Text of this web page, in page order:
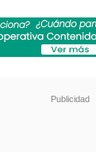
de tránsito